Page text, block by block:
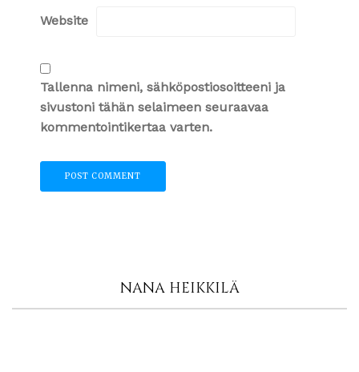
Website
Tallenna nimeni, sähköpostiosoitteeni ja
sivustoni tähän selaimeen seuraavaa
kommentointikertaa varten.
NANA HEIKKILÄ